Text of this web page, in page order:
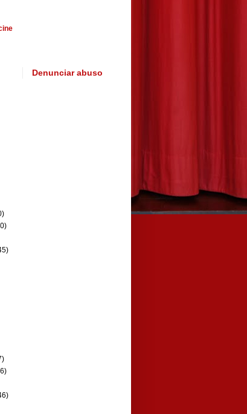
Denunciar abuso